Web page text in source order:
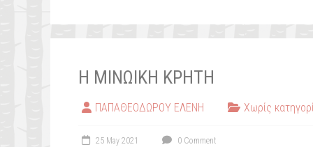
Η ΜΙΝΩΙΚΗ ΚΡΗΤΗ
ΠΑΠΑΘΕΟΔΩΡΟΥ ΕΛΕΝΗ Χωρίς
25 May 2021 0 Comment